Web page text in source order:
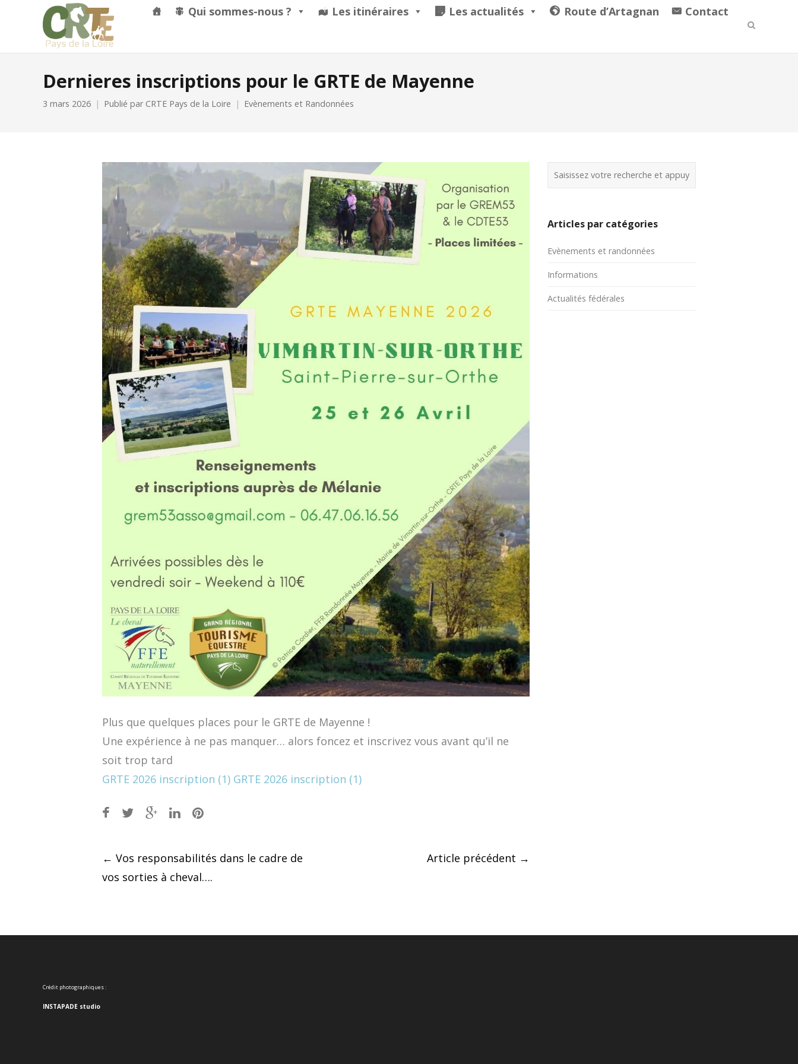
Qui sommes-nous ? Les itinéraires Les actualités Route d’Artagnan Contact
Dernieres inscriptions pour le GRTE de Mayenne
3 mars 2026 Publié par CRTE Pays de la Loire Evènements et Randonnées
Plus que quelques places pour le GRTE de Mayenne !
Une expérience à ne pas manquer… alors foncez et inscrivez vous avant qu’il ne
soit trop tard
GRTE 2026 inscription (1) GRTE 2026 inscription (1)
Post
← Vos responsabilités dans le cadre de
vos sorties à cheval….
Article précédent →
Articles par catégories
Evènements et randonnées
Informations
Actualités fédérales
Crédit photographiques :
INSTAPADE studio